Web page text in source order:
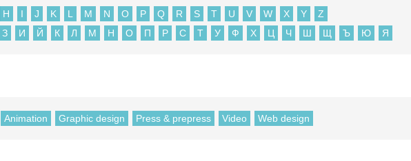
H I J K L M N O P Q R S T U V W X Y
Z
З И Й К Л М Н О П Р С Т У Ф Х Ц Ч Ш Щ Ъ Ю Я
Animation Graphic design Press & prepress Video Web design